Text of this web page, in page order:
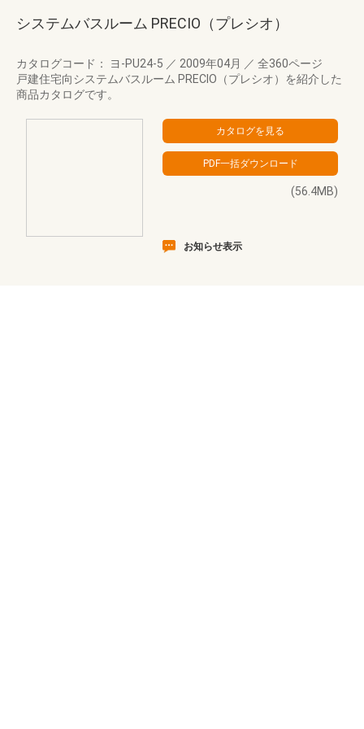
システムバスルーム PRECIO（プレシオ）
カタログコード： ヨ-PU24-5 ／ 2009年04月 ／ 全360ページ
戸建住宅向システムバスルーム PRECIO（プレシオ）を紹介した
商品カタログです。
(56.4MB)
お知らせ表示